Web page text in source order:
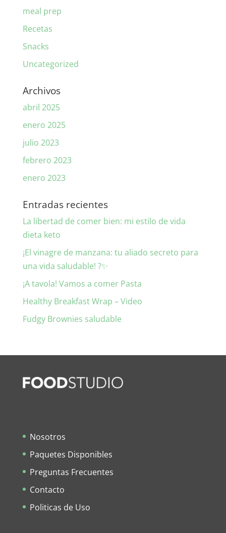
meal prep
Recetas
Snacks
Uncategorized
Archivos
abril 2025
enero 2025
julio 2023
febrero 2023
enero 2023
Entradas recientes
La libertad de comer bien: mi estilo de vida
dieta keto
¡El vinagre de manzana: tu aliado secreto para
una vida saludable! ?✨
¡A tavola! Vamos a comer Pasta
Healthy Breakfast Wrap – Video
Fudgy Brownies saludable
Nosotros
Paquetes Disponibles
Preguntas Frecuentes
Contacto
Politicas de Uso